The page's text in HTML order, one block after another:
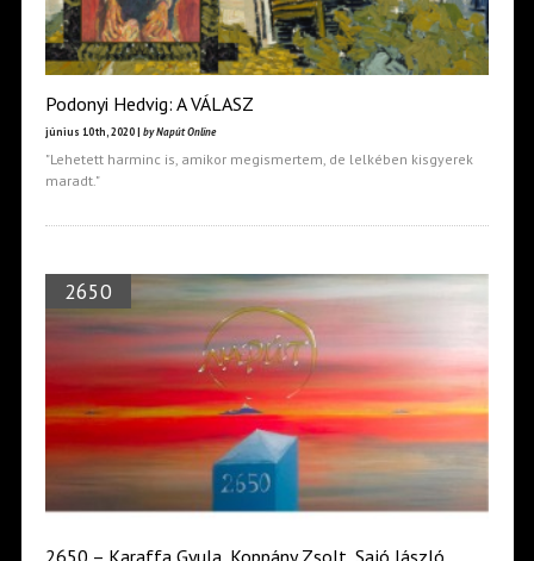
Podonyi Hedvig: A VÁLASZ
június 10th, 2020 | by Napút Online
"Lehetett harminc is, amikor megismertem, de lelkében kisgyerek
maradt."
2650
2650 – Karaffa Gyula, Koppány Zsolt, Sajó lászló